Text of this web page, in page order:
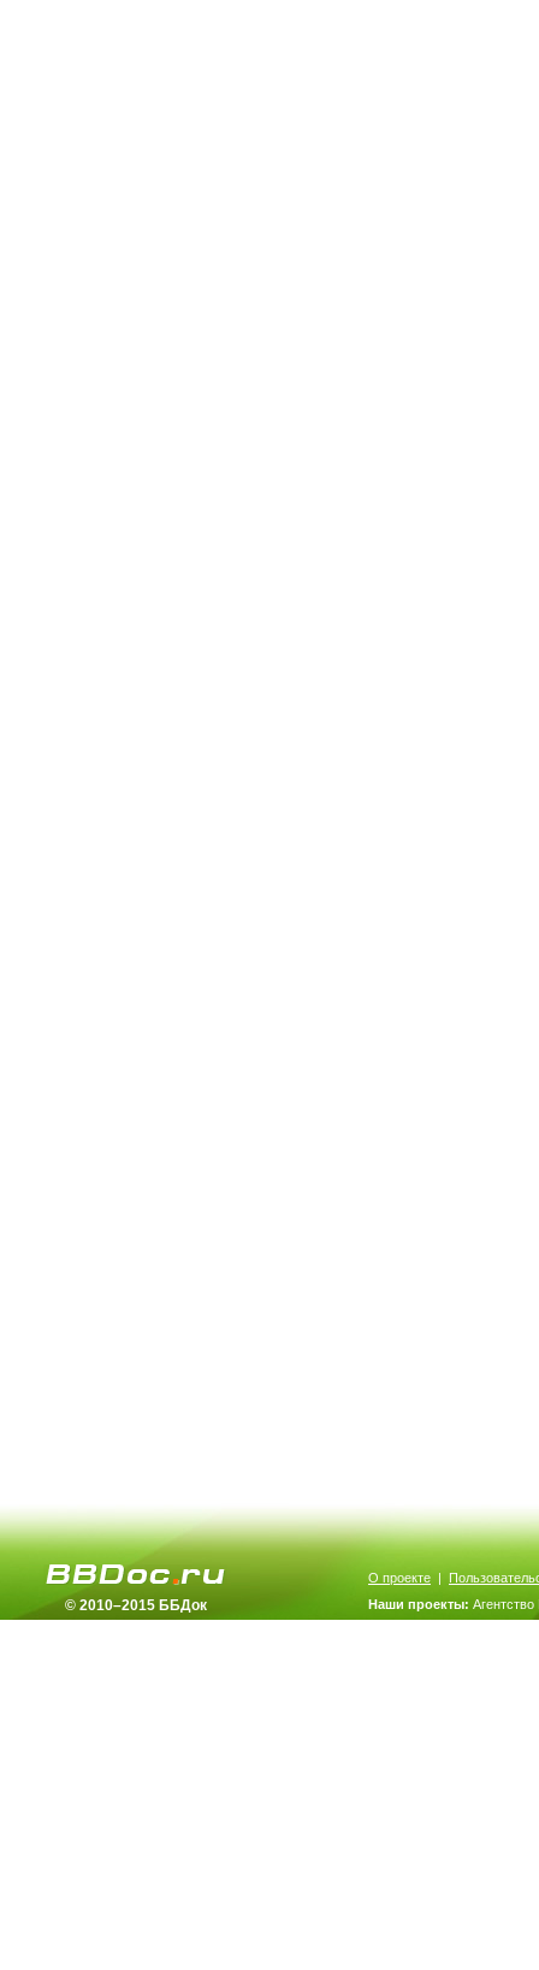
© 2010–2015 ББДок
О проекте |
Наши проекты: